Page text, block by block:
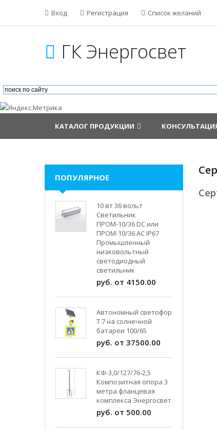
Вход Регистрация Список желаний
ГК Энергосвет
КАТАЛОГ ПРОДУКЦИИ
ПОПУЛЯРНОЕ
10 вт 36 вольт
Светильник
ПРОМ-10/36 DC или
ПРОМ-10/36 AC IP67
Промышленный
низковольтный
светодиодный
светильник
руб. от 4150.00
Автономный светофор
Т 7 на солнечной
батареи 100/65
руб. от 37500.00
КФ-3,0/127/76-2,5
Композитная опора 3
метра фланцевая
комплекса Энергосвет
руб. от 500.00